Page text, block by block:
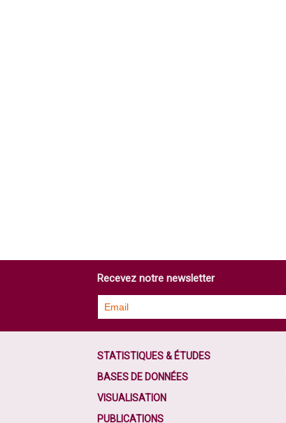
Recevez notre newsletter
STATISTIQUES & ÉTUDES
BASES DE DONNÉES
VISUALISATION
PUBLICATIONS